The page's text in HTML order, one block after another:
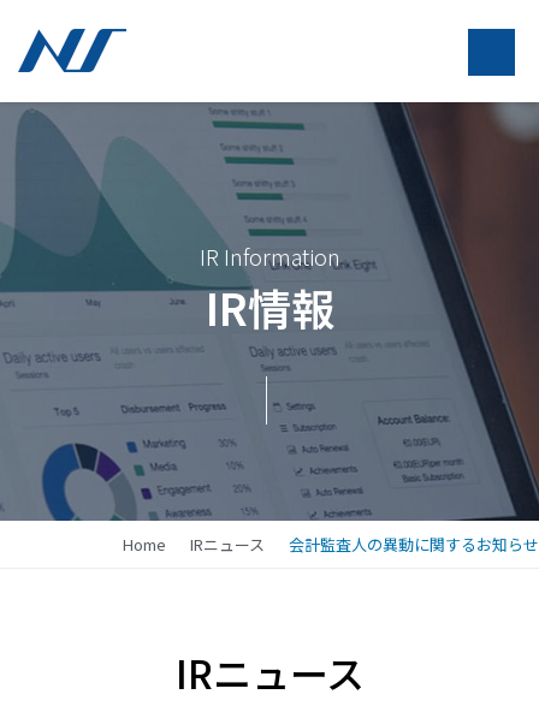
IR Information
IR情報
Home IRニュース 会計監査人の異動に関するお知らせ
IRニュース